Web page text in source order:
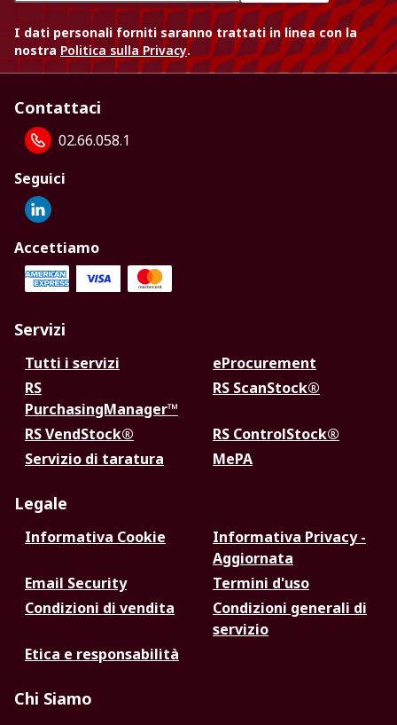
I dati personali forniti saranno trattati in linea con la
nostra Politica sulla Privacy.
Contattaci
02.66.058.1
Seguici
Accettiamo
Servizi
Tutti i servizi
eProcurement
RS
PurchasingManager™
RS ScanStock®
RS VendStock®
RS ControlStock®
Servizio di taratura
MePA
Legale
Informativa Cookie
Informativa Privacy -
Aggiornata
Email Security
Termini d'uso
Condizioni di vendita
Condizioni generali di
servizio
Etica e responsabilità
Chi Siamo